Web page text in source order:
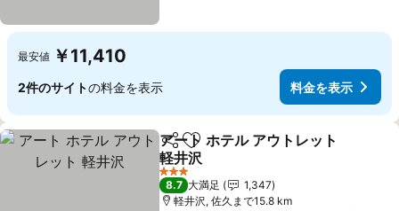
最安値 ￥11,410
2件のサイトの料金を表示 料金を表示
シェアお気に入りに追加
アート ホテル アウトレット
軽井沢
料金を表示
3 ホテルのランク
8.7 大満足
1,347
軽井沢, 佐久まで15.8 km